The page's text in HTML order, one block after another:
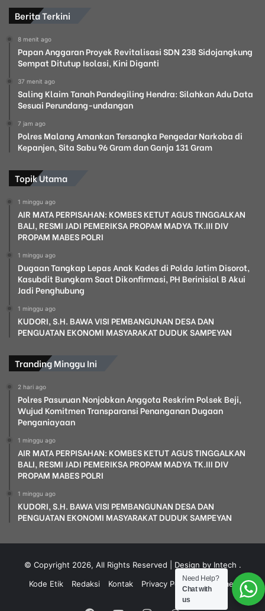
Berita Terkini
8 menit ago
Papan Anggaran Proyek Revitalisasi SDN 238 Sidojangkung
Sempat Ditutup Isolasi, Kini Diganti
37 menit ago
Saling Klaim Tanah Pandegiling Hendra: Silahkan Adu Data
Sesuai Perundang-undangan
7 jam ago
Polres Malang Amankan Tersangka Pengedar Narkoba di
Kepanjen, Sita Sabu 96 Gram dan Ganja 131 Gram
Topik Utama
1 minggu ago
AIR MATA PERPISAHAN: KOMBES KETUT AGUS TINGGALKAN
BALI, RESMI JADI PEMERIKSA PROPAM MADYA TK.III DIV
PROPAM MABES POLRI
1 minggu ago
Dugaan Tangkap Lepas Anak Kades di Polda Jatim Disorot,
Kasubdit Bungkam Saat Dikonfirmasi, PH Berinisial B Akui
Jadi Penghubung
1 minggu ago
KUDORI, S.H. BAWA VISI PEMBANGUNAN DESA DAN
PENGUATAN EKONOMI MASYARAKAT DUDUK SAMPEYAN
Tranding Minggu Ini
2 hari ago
Polres Pasuruan Nonjobkan Anggota Reskrim Polsek Beji,
Wujud Komitmen Transparansi Penanganan Dugaan
Penganiayaan
1 minggu ago
AIR MATA PERPISAHAN: KOMBES KETUT AGUS TINGGALKAN
BALI, RESMI JADI PEMERIKSA PROPAM MADYA TK.III DIV
PROPAM MABES POLRI
1 minggu ago
KUDORI, S.H. BAWA VISI PEMBANGUNAN DESA DAN
PENGUATAN EKONOMI MASYARAKAT DUDUK SAMPEYAN
© Copyright 2026, All Rights Reserved | Design by Intech .
Kode Etik
Redaksi Kontak Privacy Policy Disclaimer
Need Help?
Chat with
us